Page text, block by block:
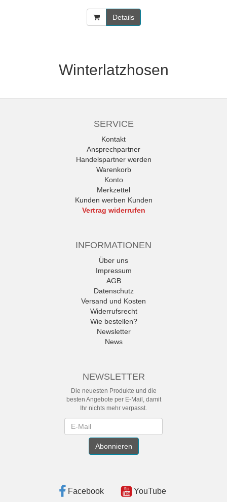
Details
Winterlatzhosen
SERVICE
Kontakt
Ansprechpartner
Handelspartner werden
Warenkorb
Konto
Merkzettel
Kunden werben Kunden
Vertrag widerrufen
INFORMATIONEN
Über uns
Impressum
AGB
Datenschutz
Versand und Kosten
Widerrufsrecht
Wie bestellen?
Newsletter
News
NEWSLETTER
Die neuesten Produkte und die
besten Angebote per E-Mail, damit
Ihr nichts mehr verpasst.
Abonnieren
Facebook YouTube